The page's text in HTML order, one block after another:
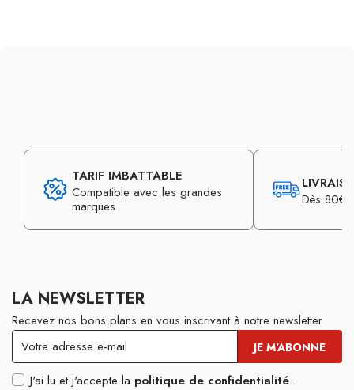
TARIF IMBATTABLE
Compatible avec les grandes
marques
Dès 80€
LA NEWSLETTER
Recevez nos bons plans en vous inscrivant à notre newsletter
J'ai lu et j'accepte la politique de confidentialité.